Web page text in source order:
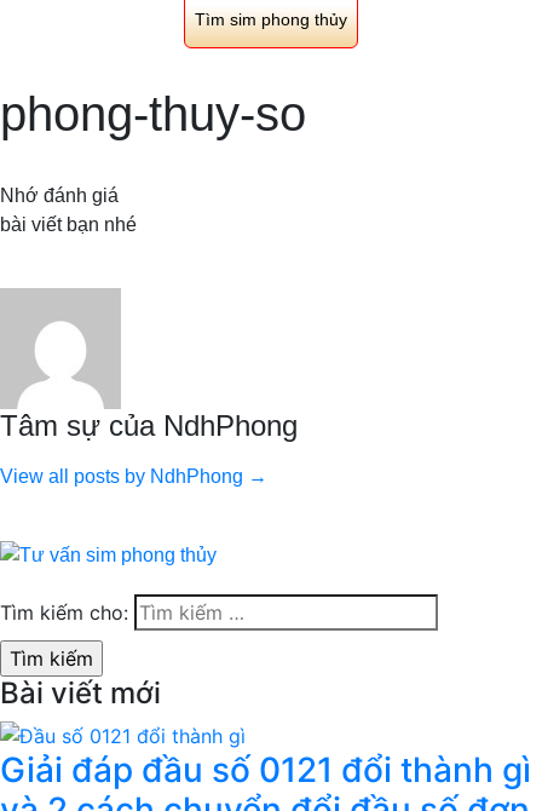
phong-thuy-so
Nhớ đánh giá
bài viết bạn nhé
Tâm sự của NdhPhong
View all posts by NdhPhong →
Tìm kiếm cho:
Bài viết mới
Giải đáp đầu số 0121 đổi thành gì